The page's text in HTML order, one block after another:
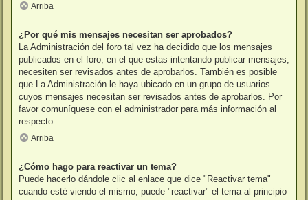
Arriba
¿Por qué mis mensajes necesitan ser aprobados?
La Administración del foro tal vez ha decidido que los mensajes
publicados en el foro, en el que estas intentando publicar mensajes,
necesiten ser revisados antes de aprobarlos. También es posible
que La Administración le haya ubicado en un grupo de usuarios
cuyos mensajes necesitan ser revisados antes de aprobarlos. Por
favor comuníquese con el administrador para más información al
respecto.
Arriba
¿Cómo hago para reactivar un tema?
Puede hacerlo dándole clic al enlace que dice "Reactivar tema"
cuando esté viendo el mismo, puede "reactivar" el tema al principio